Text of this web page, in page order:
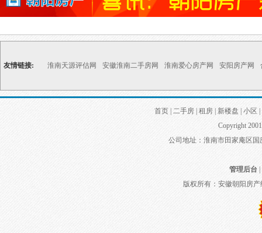
友情链接: 淮南天源评估网 安徽淮南二手房网 淮南爱心房产网 安阳房产网
首页 二手房 租房 新楼盘 小区
Copyright
公司地址：淮南市田家庵区
管理后台|
版权所有：安徽朝阳房